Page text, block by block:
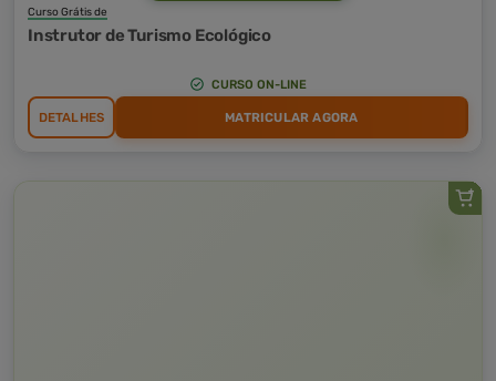
Curso Grátis de
Instrutor de Turismo Ecológico
CURSO ON-LINE
DETALHES MATRICULAR AGORA